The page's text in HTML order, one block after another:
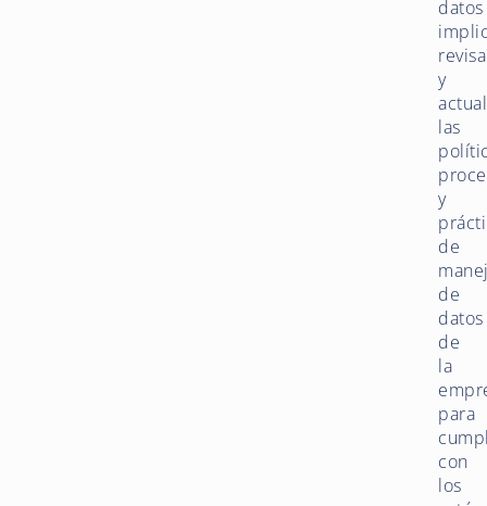
datos
y
las
y
de
de
datos
de
la
para
con
los